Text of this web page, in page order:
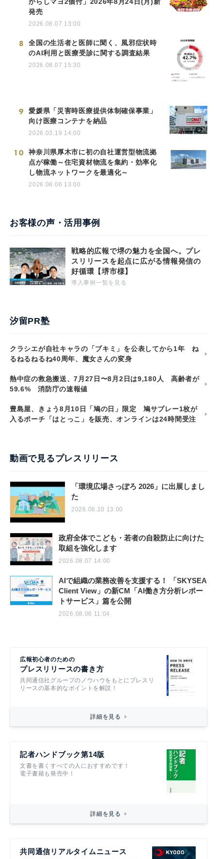
発売
2026.08.07 13:00
8
全国の生活者と医師に聞く、風邪症状時
のAI利用と医療受診に関する調査結果
2026.08.07 15:30
9
愛媛県「災害時医療提供体制確保事業」
向け医療コンテナを納品
2026.03.19 14:00
10
神奈川県厚木市に初の自社運営型物流拠
点が稼働～住宅資材物流を集約・効率化
し物流ネットワークを最適化～
2026.08.06 13:00
お客様の声・活用事例
戦略的広報で堺の魅力を全国へ。プレ
スリリースを起点に広がる情報発信の
好循環【堺市様】
導入事例一覧を見る
汐留PR塾
クラシエが自社キャラの「ブキミ」を公表してから1年 ね
るねるねるね40周年、魔女さんの変身
熱中症の救急搬送、7月27日〜8月2日は9,180人 高齢者が
59.6% 消防庁の速報値
豊島屋、きょう8月10日「鳩の日」限定 鳩サブレー1枚が
入るポーチ「はとっこ」を販売、オンラインは24時間受注
動画で見るプレスリリース
「環境広場さっぽろ 2026」に出展しまし
た
2026.08.10 13:00
政府全体でこども・若者の自殺防止に向けた
取組を強化します
2026.08.07 14:00
AIで組織の業務改善を支援する！ 「SKYSEA
Client View」の新CM「AI働き方分析レポー
トサービス」篇を公開
2026.08.06 11:04
広報初心者のための
プレスリリースの書き方
共同通信社グループのノウハウをもとにプレスリ
リースの基本的なポイントを解説！
詳細を見る
記者ハンドブック第14版
文書を書くすべての人におすすめです！
電子書籍も発売中！
詳細を見る
共同通信リアルタイムニュース